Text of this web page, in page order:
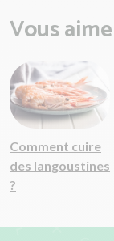
Vous
Comment cuire
des langoustines
?